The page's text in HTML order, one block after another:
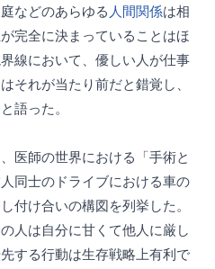
などのあらゆる 人間関係は相
完全に決まっていることはほ
線において、優しい人が仕事
それが当たり前だと錯覚し、
語った。
医師の世界における「手術と
同士のドライブにおける車の
付け合いの構図を列挙した。
人は自分に甘くて他人に厳し
する行動は生存戦略上有利で